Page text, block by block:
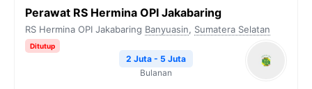
Perawat RS Hermina OPI Jakabaring
RS Hermina OPI Jakabaring Banyuasin, Sumatera Selatan
Ditutup
2 Juta - 5 Juta
Bulanan